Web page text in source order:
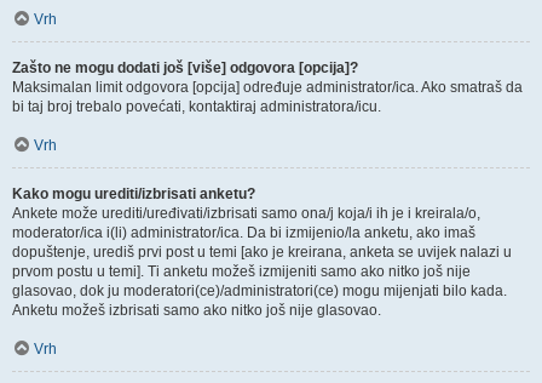
Vrh
Zašto ne mogu dodati još [više] odgovora [opcija]?
Maksimalan limit odgovora [opcija] određuje administrator/ica. Ako smatraš da
bi taj broj trebalo povećati, kontaktiraj administratora/icu.
Vrh
Kako mogu urediti/izbrisati anketu?
Ankete može urediti/uređivati/izbrisati samo ona/j koja/i ih je i kreirala/o,
moderator/ica i(li) administrator/ica. Da bi izmijenio/la anketu, ako imaš
dopuštenje, urediš prvi post u temi [ako je kreirana, anketa se uvijek nalazi u
prvom postu u temi]. Ti anketu možeš izmijeniti samo ako nitko još nije
glasovao, dok ju moderatori(ce)/administratori(ce) mogu mijenjati bilo kada.
Anketu možeš izbrisati samo ako nitko još nije glasovao.
Vrh